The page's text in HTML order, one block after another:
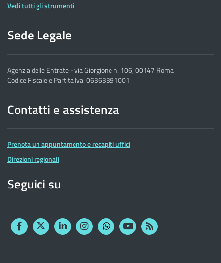
Vedi tutti gli strumenti
Sede Legale
Agenzia delle Entrate - via Giorgione n. 106, 00147 Roma
Codice Fiscale e Partita Iva: 06363391001
Contatti e assistenza
Prenota un appuntamento e recapiti uffici
Direzioni regionali
Seguici su
FacebookTwitterLinkedinInstagram
YouTubeRSS